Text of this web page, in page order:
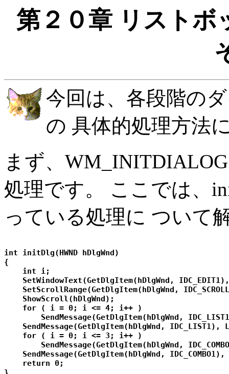
第２０章 リストボ
今回は、各段階の
の 具体的処理方法
まず、
処理です。 ここでは、
っている処理に ついて
int initDlg(HWND hDlgWnd)
{
    int i;
SetWindowText(GetDlgItem(hDlgWnd,
SetScrollRange(GetDlgItem(hDlgWnd,
    ShowScroll(hDlgWnd);
    for ( i = 0; i <= 4; i++ )
SendMessage(GetDlgItem(hDlgWnd,
SendMessage(GetDlgItem(hDlgWnd, IDC_LIST1),
    for ( i = 0; i <= 3; i++ )
SendMessage(GetDlgItem(hDlgWnd,
SendMessage(GetDlgItem(hDlgWnd,
    return 0;